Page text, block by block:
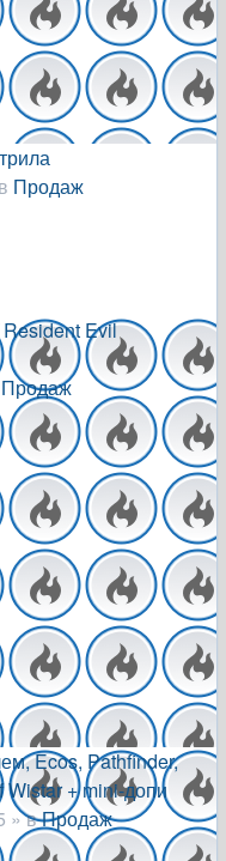
Продаж
Evil
Продаж
Ecos, Pathfinder,
Wistar + mini-допи
» вПродаж